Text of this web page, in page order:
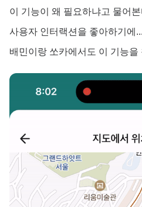
이 기능이 왜 필요하냐고 물어
사용자 인터랙션을 좋아하기에...
배민이랑 쏘카에서도 이 기능을